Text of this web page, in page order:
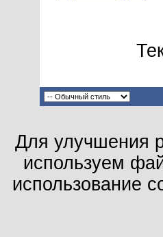
Для улучшения
используем
использование